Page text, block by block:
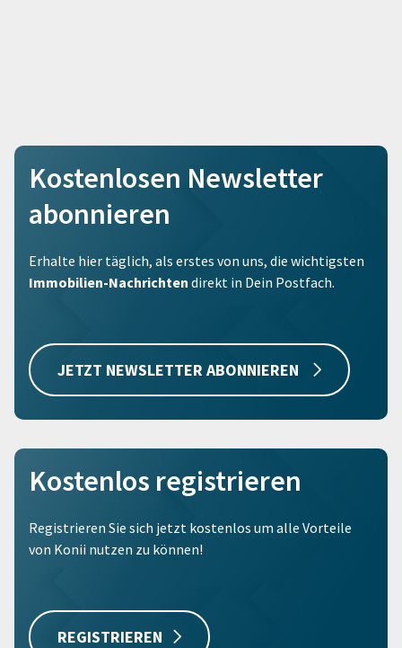
Kostenlosen Newsletter
abonnieren
Erhalte hier täglich, als erstes von uns, die wichtigsten
Immobilien-Nachrichten direkt in Dein Postfach.
JETZT NEWSLETTER ABONNIEREN
Kostenlos registrieren
Registrieren Sie sich jetzt kostenlos um alle Vorteile
von Konii nutzen zu können!
REGISTRIEREN